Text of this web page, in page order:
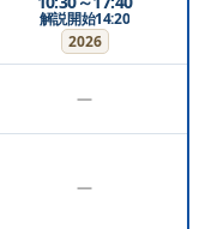
解説開始14:20
2026
—
—